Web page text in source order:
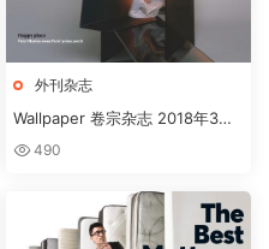
外刊杂志
Wallpaper 卷宗杂志 2018年3月
刊 490